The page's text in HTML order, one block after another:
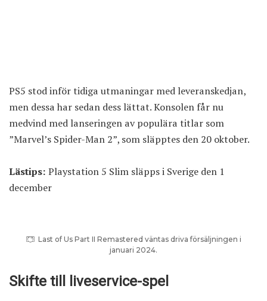
PS5 stod inför tidiga utmaningar med leveranskedjan,
men dessa har sedan dess lättat. Konsolen får nu
medvind med lanseringen av populära titlar som
”Marvel’s Spider-Man 2”, som släpptes den 20 oktober.
Lästips: Playstation 5 Slim släpps i Sverige den 1
december
Last of Us Part II Remastered väntas driva försäljningen i
januari 2024.
Skifte till liveservice-spel